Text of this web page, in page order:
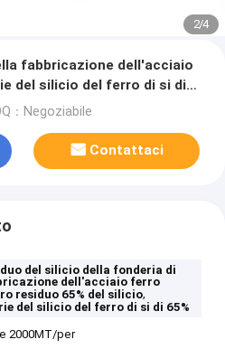
2/4
fabbricazione dell'acciaio
del silicio del ferro di si di
：Negoziabile
Contattaci
del silicio della fonderia di
dell'acciaio ferro
residuo 65% del silicio,
del silicio del ferro di si di 65%
2000MT/per